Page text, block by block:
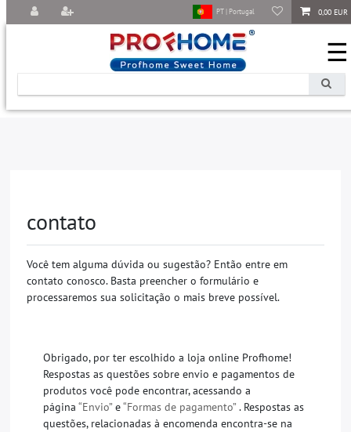
0,00 EUR
PT | Portugal
☰
contato
Você tem alguma dúvida ou sugestão? Então entre em
contato conosco. Basta preencher o formulário e
processaremos sua solicitação o mais breve possível.
Obrigado, por ter escolhido a loja online Profhome!
Respostas as questões sobre envio e pagamentos de
produtos você pode encontrar, acessando a
página“Envio” e“Formas de pagamento” . Respostas as
questões, relacionadas à encomenda encontra-se na